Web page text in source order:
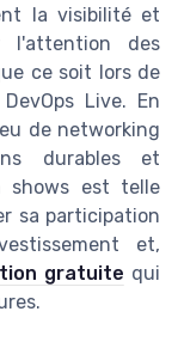
la visibilité et
l'attention des
ce soit lors de
Live. En
de networking
durables et
shows est telle
sa participation
et,
gratuite qui